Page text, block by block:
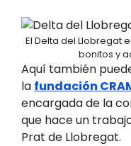
El Delta del Llobregat
bonitos y
Aquí también
la fundación
encargada de la
que hace un
Prat de Llobregat.